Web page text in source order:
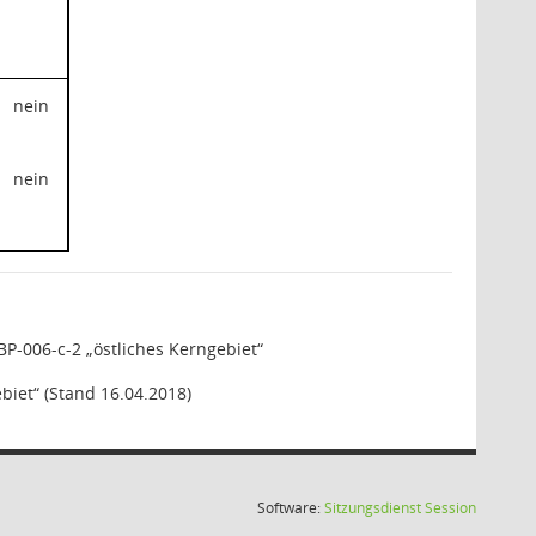
nein
nein
006-c-2 „östliches Kerngebiet“
“ (Stand 16.04.2018)
Software:SitzungsdienstSession(Wird in